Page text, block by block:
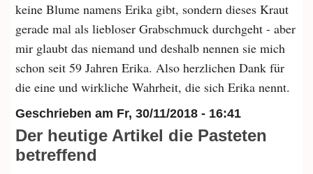
keine Blume namens Erika gibt, sondern dieses Kraut
gerade mal als liebloser Grabschmuck durchgeht - aber
mir glaubt das niemand und deshalb nennen sie mich
schon seit 59 Jahren Erika. Also herzlichen Dank für
die eine und wirkliche Wahrheit, die sich Erika nennt.
Geschrieben am Fr, 30/11/2018 - 16:41
Der heutige Artikel die Pasteten
betreffend